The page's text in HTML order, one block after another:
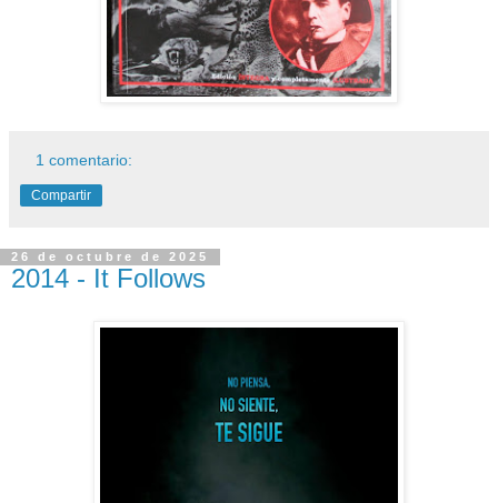
1 comentario:
Compartir
26 de octubre de 2025
2014 - It Follows